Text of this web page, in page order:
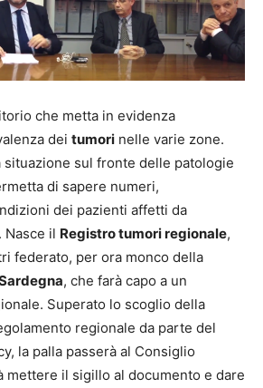
che metta in evidenza
dei tumori nelle varie zone.
situazione sul fronte delle patologie
di sapere numeri,
dei pazienti affetti da
Nasce il Registro tumori regionale,
federato, per ora monco della
, che farà capo a un
Superato lo scoglio della
regionale da parte del
la palla passerà al Consiglio
mettere il sigillo al documento e dare